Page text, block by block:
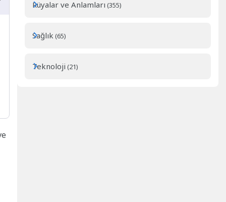
Rüyalar ve Anlamları (355)
Sağlık (65)
Teknoloji (21)